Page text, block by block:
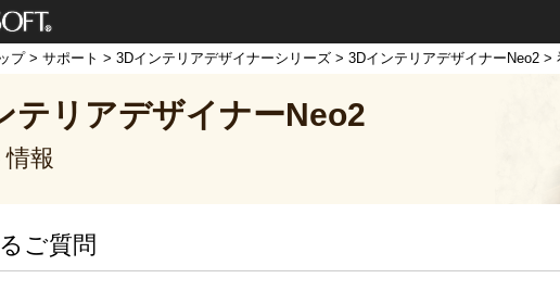
式
プ> サポート > 3Dインテリアデザイナーシリーズ > 3DインテリアデザイナーNeo2 >
テリアデザイナーNeo2
報
ご質問